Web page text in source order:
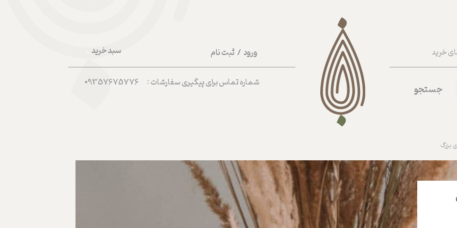
سبد خرید ورود / ثبت نام
حساب کاربری من
تغییر گذر واژه
خرید
شماره تماس برای پیگیری سفارشات : 09357675776
جستجو
بزرگ